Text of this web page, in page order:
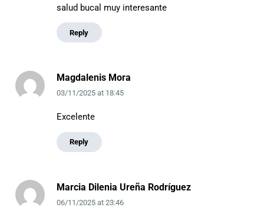
salud bucal muy interesante
Reply
Magdalenis Mora
03/11/2025at 18:45
Excelente
Reply
Marcia Dilenia Ureña Rodríguez
06/11/2025at 23:46